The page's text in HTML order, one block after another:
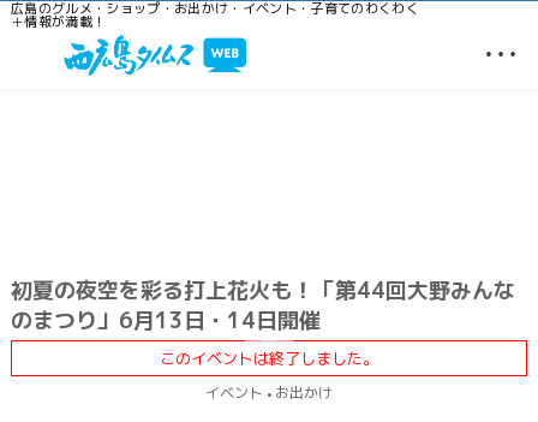
広島のグルメ・ショップ・お出かけ・イベント・子育てのわくわく
＋情報が満載！
…
初夏の夜空を彩る打上花火も！「第44回大野みんな
のまつり」6月13日・14日開催
このイベントは終了しました。
イベント お出かけ